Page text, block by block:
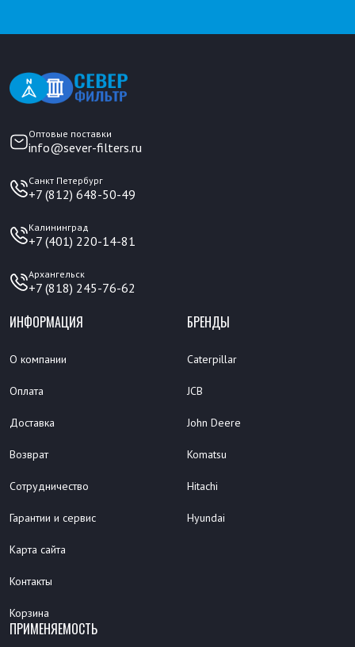
Оптовые поставки
info@sever-filters.ru
Санкт Петербург
+7 (812) 648-50-49
Калининград
+7 (401) 220-14-81
Архангельск
+7 (818) 245-76-62
ИНФОРМАЦИЯ
О компании
Оплата
Доставка
Возврат
Сотрудничество
Гарантии и сервис
Карта сайта
Контакты
Корзина
БРЕНДЫ
Caterpillar
JCB
John Deere
Komatsu
Hitachi
Hyundai
ПРИМЕНЯЕМОСТЬ